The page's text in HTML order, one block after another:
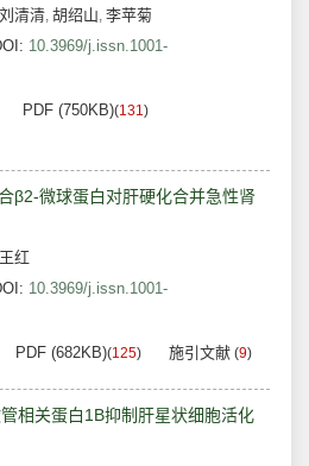
刘清清, 胡绍山, 李苹菊
10.3969/j.issn.1001-
PDF (750KB)(131)
β2-微球蛋白对肝硬化合并急性肾
王红
10.3969/j.issn.1001-
PDF (682KB)(125) 施引文献 (9)
相关蛋白1B抑制肝星状细胞活化